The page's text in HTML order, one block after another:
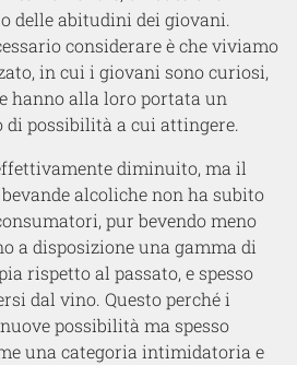
delle abitudini dei giovani.
considerare è che viviamo
in cui i giovani sono curiosi,
hanno alla loro portata un
possibilità a cui attingere.
diminuito, ma il
alcoliche non ha subito
pur bevendo meno
a disposizione una gamma di
rispetto al passato, e spesso
dal vino. Questo perché i
possibilità ma spesso
una categoria intimidatoria e